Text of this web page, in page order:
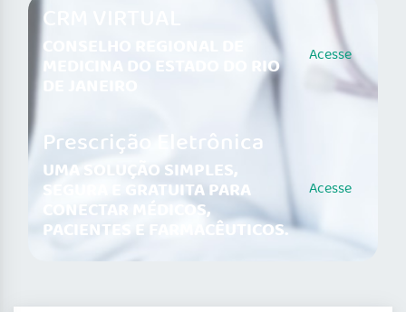
CRM VIRTUAL
CONSELHO REGIONAL DE
MEDICINA DO ESTADO DO RIO Acesse
Prescrição Eletrônica
UMA SOLUÇÃO SIMPLES,
SEGURA E GRATUITA PARA
CONECTAR MÉDICOS,
PACIENTES E FARMACÊUTICOS.
Acesse